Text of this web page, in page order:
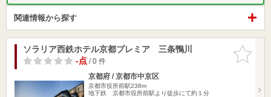
関連情報から探す
お気に入
りに追加
ソラリア西鉄ホテル京都プレミア 三条鴨川
-点/ 0 件
京都府 / 京都市中京区
京都市役所前駅238m
地下鉄 京都市役所前駅より徒歩にて約１分